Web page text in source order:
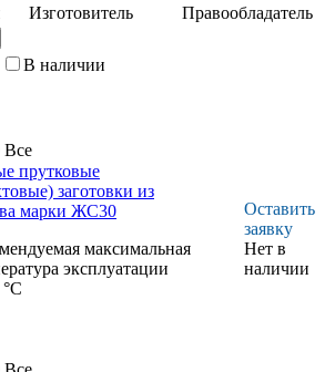
Изготовитель
институт" -
Правообладатель
В наличии
Все
прутковые
заготовки из
марки ЖС30
максимальная
эксплуатации
Оставить
заявку
Нет в
наличии